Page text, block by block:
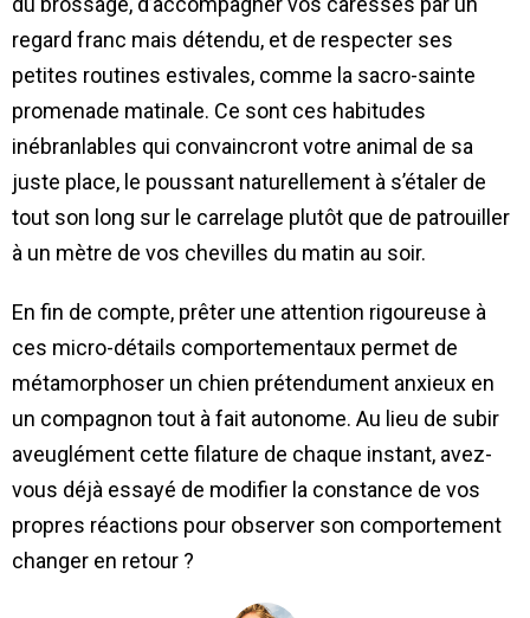
regard franc mais détendu, et de respecter ses
petites routines estivales, comme la sacro-sainte
promenade matinale. Ce sont ces habitudes
inébranlables qui convaincront votre animal de sa
juste place, le poussant naturellement à s’étaler de
tout son long sur le carrelage plutôt que de patrouiller
à un mètre de vos chevilles du matin au soir.
En fin de compte, prêter une attention rigoureuse à
ces micro-détails comportementaux permet de
métamorphoser un chien prétendument anxieux en
un compagnon tout à fait autonome. Au lieu de subir
aveuglément cette filature de chaque instant, avez-
vous déjà essayé de modifier la constance de vos
propres réactions pour observer son comportement
changer en retour ?